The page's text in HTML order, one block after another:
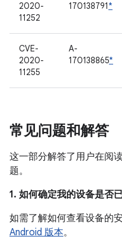
2020-
11252
170138791*
CVE-
2020-
11255
A-
170138865*
常见问题和解答
这一部分解答了用户在阅
题。
1. 如何确定我的设备是否
如需了解如何查看设备的
Android 版本。